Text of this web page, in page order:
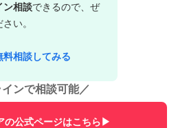
ン相談できるので、ぜ
い。
料相談してみる
インで相談可能／
の公式ページはこちら▶